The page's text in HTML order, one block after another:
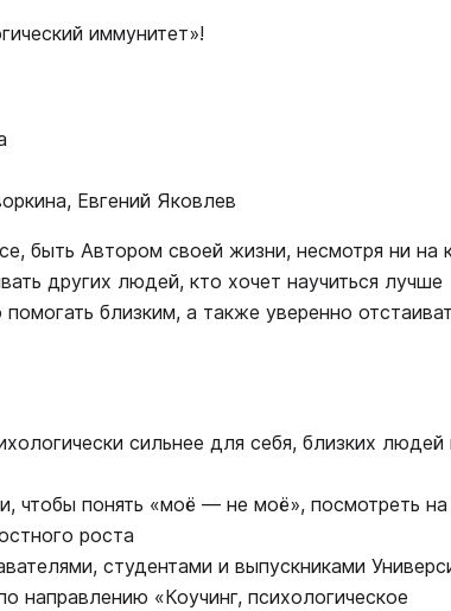
иммунитет»!
Евгений Яковлев
быть Автором своей жизни, несмотря ни на
других людей, кто хочет научиться лучше
близким, а также уверенно
сильнее для себя, близких людей
чтобы понять «моё ― не моё», посмотреть на
роста
студентами и выпускниками
направлению «Коучинг, психологическое